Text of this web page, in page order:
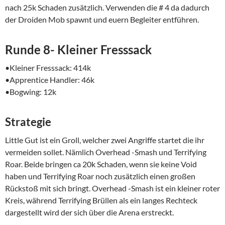
nach 25k Schaden zusätzlich. Verwenden die # 4 da dadurch
der Droiden Mob spawnt und euern Begleiter entführen.
Runde 8- Kleiner Fresssack
•Kleiner Fresssack: 414k
•Apprentice Handler: 46k
•Bogwing: 12k
Strategie
Little Gut ist ein Groll, welcher zwei Angriffe startet die ihr
vermeiden sollet. Nämlich Overhead -Smash und Terrifying
Roar. Beide bringen ca 20k Schaden, wenn sie keine Void
haben und Terrifying Roar noch zusätzlich einen großen
Rückstoß mit sich bringt. Overhead -Smash ist ein kleiner roter
Kreis, während Terrifying Brüllen als ein langes Rechteck
dargestellt wird der sich über die Arena erstreckt.